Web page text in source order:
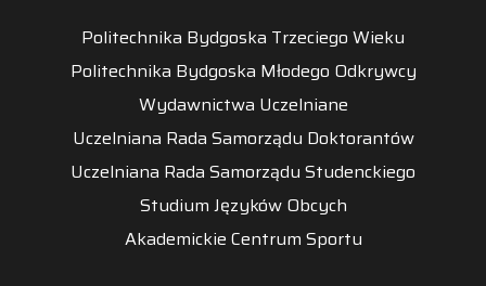
Politechnika Bydgoska Trzeciego Wieku
Politechnika Bydgoska Młodego Odkrywcy
Wydawnictwa Uczelniane
Uczelniana Rada Samorządu Doktorantów
Uczelniana Rada Samorządu Studenckiego
Studium Języków Obcych
Akademickie Centrum Sportu